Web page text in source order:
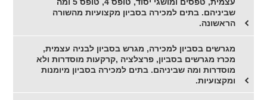
שביניהם. בתים למכירה בסביון מקצועיות מהשורה
הראשונה.
מגרשים בסביון למכירה, מגרש בסביון לבניה עצמית,
מכרז מגרשים בסביון, פרצלציה ,קרקעות מוסדרות ולא
מוסדרות ומה שביניהם. בתים למכירה בסביון מיומנות
ומקצועיות.